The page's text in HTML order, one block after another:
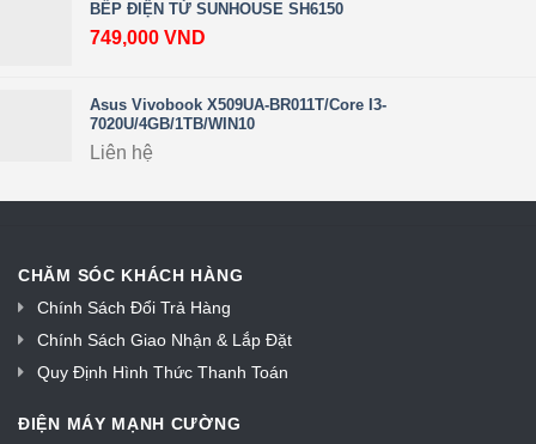
BẾP ĐIỆN TỪ SUNHOUSE SH6150
749,000 VND
Asus Vivobook X509UA-BR011T/Core I3-
7020U/4GB/1TB/WIN10
Liên hệ
CHĂM SÓC KHÁCH HÀNG
Chính Sách Đổi Trả Hàng
Chính Sách Giao Nhận & Lắp Đặt
Quy Định Hình Thức Thanh Toán
ĐIỆN MÁY MẠNH CƯỜNG